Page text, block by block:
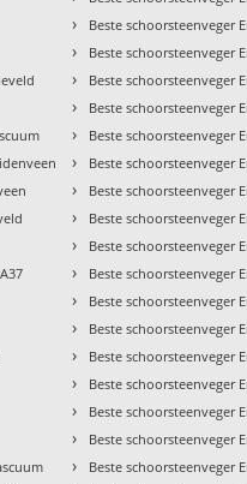
› Beste schoorsteenveger
› Beste schoorsteenveger
› Beste schoorsteenveger
› Beste schoorsteenveger
› Beste schoorsteenveger
› Beste schoorsteenveger
› Beste schoorsteenveger
› Beste schoorsteenveger
› Beste schoorsteenveger
› Beste schoorsteenveger
› Beste schoorsteenveger
› Beste schoorsteenveger
› Beste schoorsteenveger
› Beste schoorsteenveger
› Beste schoorsteenveger
› Beste schoorsteenveger
› Beste schoorsteenveger